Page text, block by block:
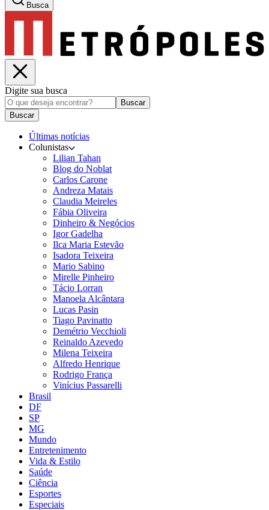
Busca
Digite sua busca
Buscar
Buscar
Últimas notícias
Colunistas
Lilian Tahan
Blog do Noblat
Carlos Carone
Andreza Matais
Claudia Meireles
Fábia Oliveira
Dinheiro & Negócios
Igor Gadelha
Ilca Maria Estevão
Isadora Teixeira
Mario Sabino
Mirelle Pinheiro
Tácio Lorran
Manoela Alcântara
Lucas Pasin
Tiago Pavinatto
Demétrio Vecchioli
Reinaldo Azevedo
Milena Teixeira
Alfredo Henrique
Rodrigo França
Vinícius Passarelli
Brasil
DF
SP
MG
Mundo
Entretenimento
Vida & Estilo
Saúde
Ciência
Esportes
Especiais